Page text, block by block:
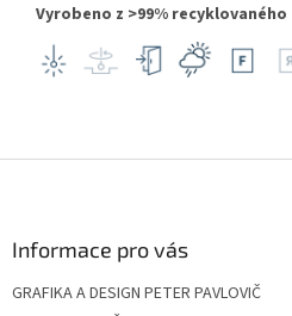
Vyrobeno z >99%
Informace pro vás
GRAFIKA A DESIGN PETER PAVLOVIČ